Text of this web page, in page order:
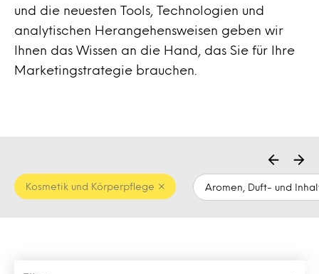
und die neuesten Tools, Technologien und
analytischen Herangehensweisen geben wir
Ihnen das Wissen an die Hand, das Sie für Ihre
Marketingstrategie brauchen.
Aromen, Duft- und
Kosmetik und Körperpflege